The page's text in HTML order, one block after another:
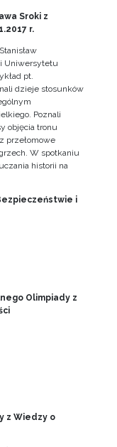
Sroki z
r.
Uniwersytetu
pt.
dzieje stosunków
Poznali
objęcia tronu
przełomowe
W spotkaniu
historii na
i
Olimpiady z
z Wiedzy o